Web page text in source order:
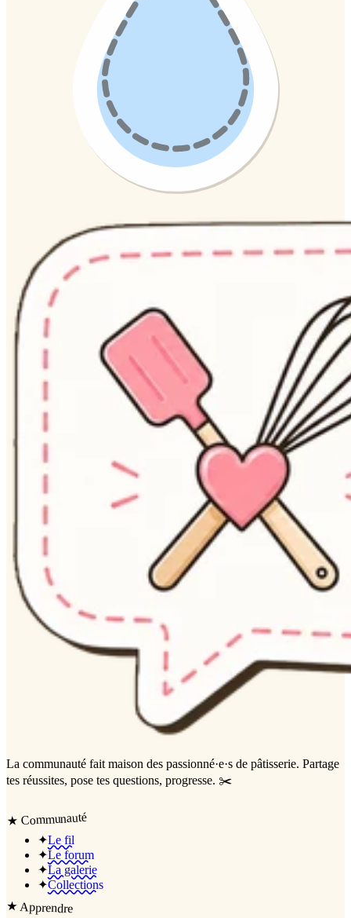
La communauté fait maison des passionné·e·s de pâtisserie. Partage
tes réussites, pose tes questions, progresse. ✂️
★ Communauté
✦Le fil
✦Le forum
✦La galerie
✦Collections
★Apprendre